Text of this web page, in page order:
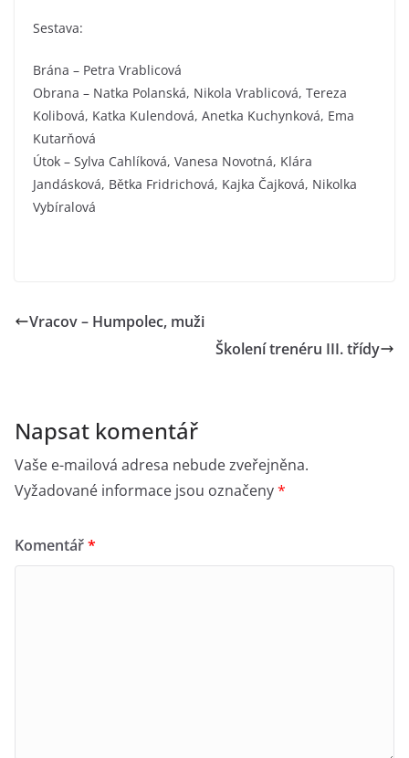
Sestava:
Brána – Petra Vrablicová
Obrana – Natka Polanská, Nikola Vrablicová, Tereza
Kolibová, Katka Kulendová, Anetka Kuchynková, Ema
Kutarňová
Útok – Sylva Cahlíková, Vanesa Novotná, Klára
Jandásková, Bětka Fridrichová, Kajka Čajková, Nikolka
Vybíralová
Vracov – Humpolec, muži
Školení trenéru III. třídy
Napsat komentář
Vaše e-mailová adresa nebude zveřejněna.
Vyžadované informace jsou označeny*
Komentář*